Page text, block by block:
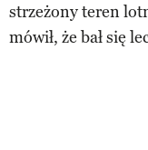
strzeżony teren
mówił, że bał się